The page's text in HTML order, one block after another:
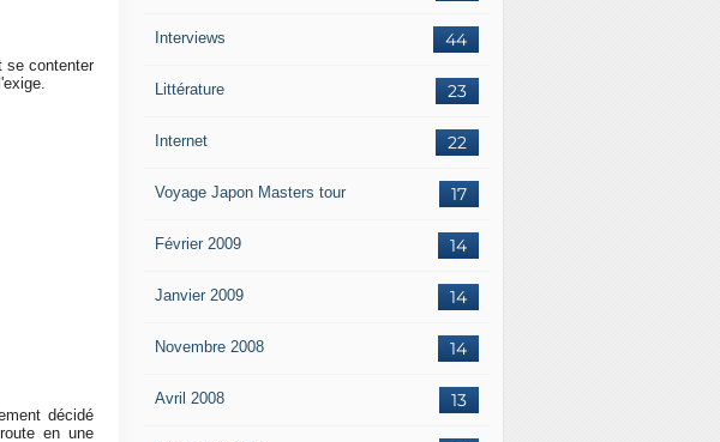
se contenter
décidé
en une
44
Interviews
23
Littérature
22
Internet
17
Voyage Japon Masters tour
14
Février 2009
14
Janvier 2009
14
Novembre 2008
13
Avril 2008